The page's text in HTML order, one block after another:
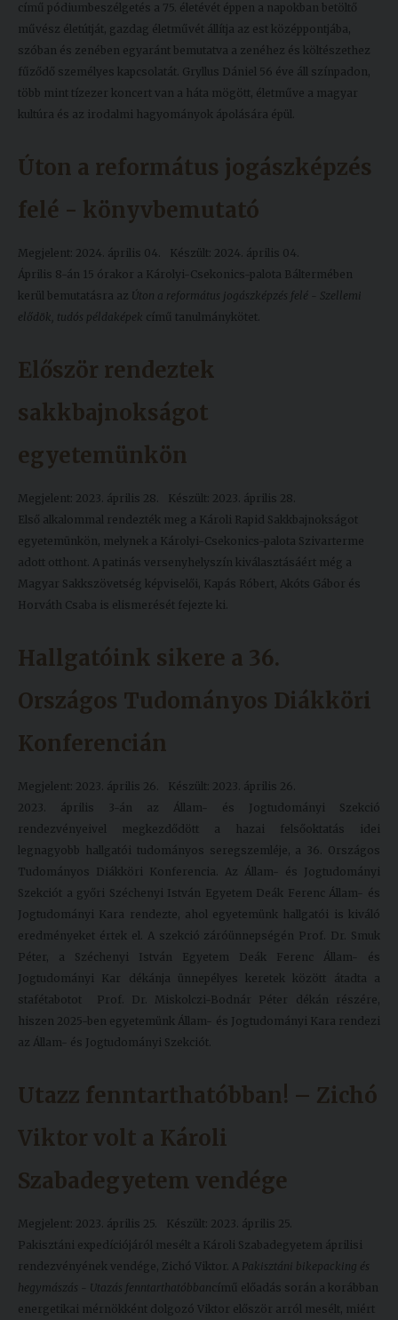
című pódiumbeszélgetés a 75. életévét éppen a napokban betöltő
művész életútját, gazdag életművét állítja az est középpontjába,
szóban és zenében egyaránt bemutatva a zenéhez és költészethez
fűződő személyes kapcsolatát. Gryllus Dániel 56 éve áll színpadon,
több mint tízezer koncert van a háta mögött, életműve a magyar
kultúra és az irodalmi hagyományok ápolására épül.
Úton a református jogászképzés
felé - könyvbemutató
Megjelent: 2024. április 04.
Készült: 2024. április 04.
Április 8-án 15 órakor a Károlyi-Csekonics-palota Báltermében
kerül bemutatásra az Úton a református jogászképzés felé - Szellemi
elődök, tudós példaképek című tanulmánykötet.
Először rendeztek
sakkbajnokságot
egyetemünkön
Megjelent: 2023. április 28.
Készült: 2023. április 28.
Első alkalommal rendezték meg a Károli Rapid Sakkbajnokságot
egyetemünkön, melynek a Károlyi-Csekonics-palota Szivarterme
adott otthont. A patinás versenyhelyszín kiválasztásáért még a
Magyar Sakkszövetség képviselői, Kapás Róbert, Akóts Gábor és
Horváth Csaba is elismerését fejezte ki.
Hallgatóink sikere a 36.
Országos Tudományos Diákköri
Konferencián
Megjelent: 2023. április 26.
Készült: 2023. április 26.
2023. április 3-án az Állam- és Jogtudományi Szekció
rendezvényeivel megkezdődött a hazai felsőoktatás idei
legnagyobb hallgatói tudományos seregszemléje, a 36. Országos
Tudományos Diákköri Konferencia. Az Állam- és Jogtudományi
Szekciót a győri Széchenyi István Egyetem Deák Ferenc Állam- és
Jogtudományi Kara rendezte, ahol egyetemünk hallgatói is kiváló
eredményeket értek el. A szekció záróünnepségén Prof. Dr. Smuk
Péter, a Széchenyi István Egyetem Deák Ferenc Állam- és
Jogtudományi Kar dékánja ünnepélyes keretek között átadta a
stafétabotot Prof. Dr. Miskolczi-Bodnár Péter dékán részére,
hiszen 2025-ben egyetemünk Állam- és Jogtudományi Kara rendezi
az Állam- és Jogtudományi Szekciót.
Utazz fenntarthatóbban! – Zichó
Viktor volt a Károli
Szabadegyetem vendége
Megjelent: 2023. április 25.
Készült: 2023. április 25.
Pakisztáni expedíciójáról mesélt a Károli Szabadegyetem áprilisi
rendezvényének vendége, Zichó Viktor. A Pakisztáni bikepacking és
hegymászás - Utazás fenntarthatóbbancímű előadás során a korábban
energetikai mérnökként dolgozó Viktor először arról mesélt, miért